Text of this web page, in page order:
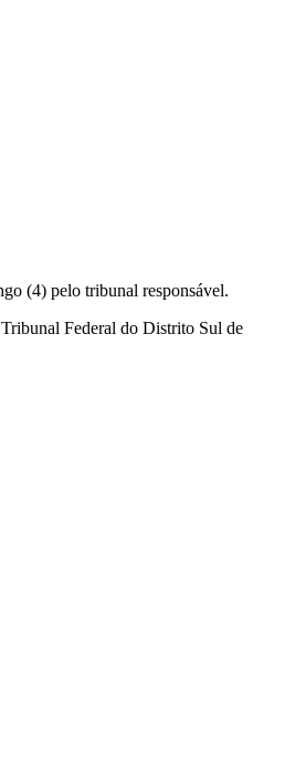
(4) pelo tribunal responsável.
Federal do Distrito Sul de